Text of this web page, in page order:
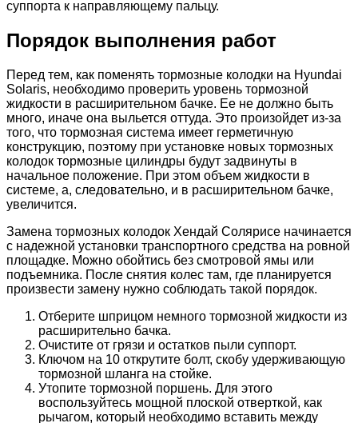
суппорта к направляющему пальцу.
Порядок выполнения работ
Перед тем, как поменять тормозные колодки на Hyundai
Solaris, необходимо проверить уровень тормозной
жидкости в расширительном бачке. Ее не должно быть
много, иначе она выльется оттуда. Это произойдет из-за
того, что тормозная система имеет герметичную
конструкцию, поэтому при установке новых тормозных
колодок тормозные цилиндры будут задвинуты в
начальное положение. При этом объем жидкости в
системе, а, следовательно, и в расширительном бачке,
увеличится.
Замена тормозных колодок Хендай Солярисе начинается
с надежной установки транспортного средства на ровной
площадке. Можно обойтись без смотровой ямы или
подъемника. После снятия колес там, где планируется
произвести замену нужно соблюдать такой порядок.
Отберите шприцом немного тормозной жидкости из
расширительно бачка.
Очистите от грязи и остатков пыли суппорт.
Ключом на 10 открутите болт, скобу удерживающую
тормозной шланга на стойке.
Утопите тормозной поршень. Для этого
воспользуйтесь мощной плоской отверткой, как
рычагом, который необходимо вставить между